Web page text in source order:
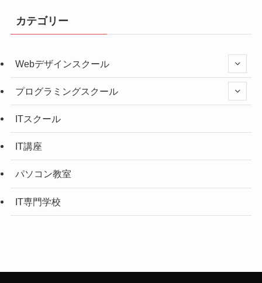
カテゴリー
Webデザインスクール
プログラミングスクール
ITスクール
IT講座
パソコン教室
IT専門学校